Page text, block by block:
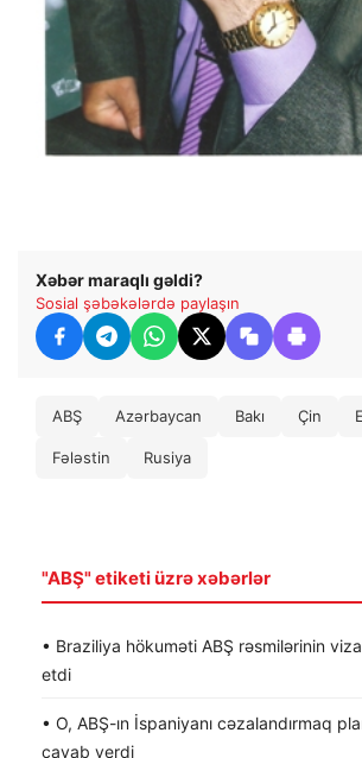
Xəbər maraqlı gəldi?
Sosial şəbəkələrdə paylaşın
ABŞ Azərbaycan Bakı Çin
Fələstin Rusiya
"ABŞ" etiketi üzrə xəbərlər
• Braziliya hökuməti ABŞ rəsmilərinin
etdi
• O, ABŞ-ın İspaniyanı cəzalandırmaq
cavab verdi